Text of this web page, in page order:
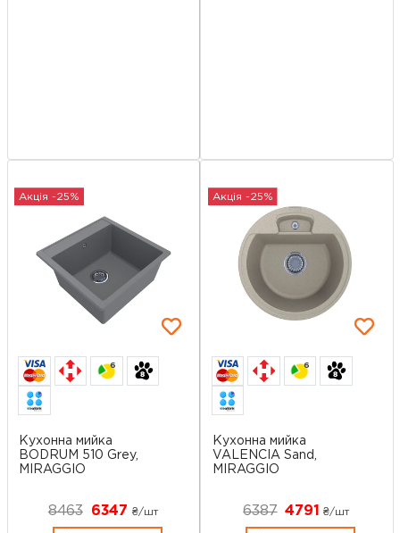
Акція -25%
6
Кухонна мийка
BODRUM 510 Grey,
MIRAGGIO
8463 6347 ₴/шт
Акція -25%
6
Кухонна мийка
VALENCIA Sand,
MIRAGGIO
6387 4791₴/шт